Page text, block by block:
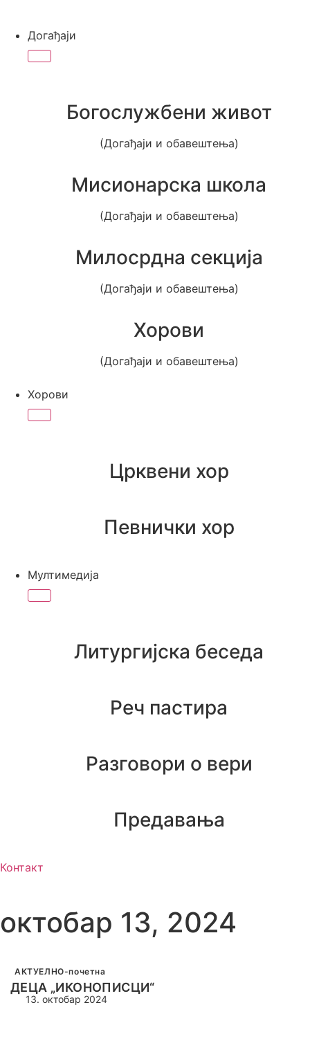
Догађаји
Богослужбени живот
(Догађаји и обавештења)
Мисионарска школа
(Догађаји и обавештења)
Милосрдна секција
(Догађаји и обавештења)
Хорови
(Догађаји и обавештења)
Хорови
Црквени хор
Певнички хор
Мултимедија
Литургијска беседа
Реч пастира
Разговори о вери
Предавања
Контакт
октобар 13, 2024
АКТУЕЛНО-почетна
ДЕЦА „ИКОНОПИСЦИ“
13. октобар 2024